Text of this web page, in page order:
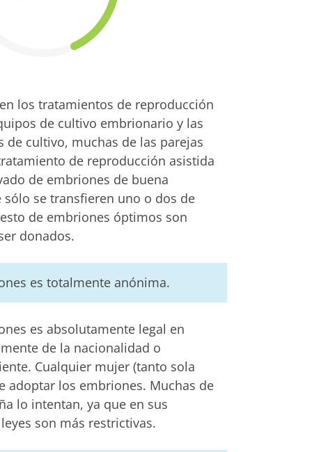
los tratamientos de reproducción
de cultivo embrionario y las
de cultivo, muchas de las parejas
de reproducción asistida
de embriones de buena
se transfieren uno o dos de
de embriones óptimos son
donados.
es totalmente anónima.
es absolutamente legal en
de la nacionalidad o
Cualquier mujer (tanto sola
adoptar los embriones. Muchas de
lo intentan, ya que en sus
son más restrictivas.